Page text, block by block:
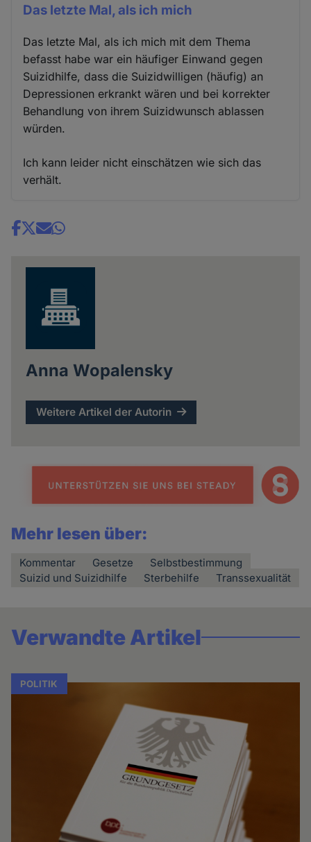
Das letzte Mal, als ich mich
Das letzte Mal, als ich mich mit dem Thema
befasst habe war ein häufiger Einwand gegen
Suizidhilfe, dass die Suizidwilligen (häufig) an
Depressionen erkrankt wären und bei korrekter
Behandlung von ihrem Suizidwunsch ablassen
würden.
Ich kann leider nicht einschätzen wie sich das
verhält.
Share
Anna Wopalensky
Weitere Artikel der Autorin
Mehr lesen über:
Kommentar Gesetze
Selbstbestimmung
Suizid und Suizidhilfe
Sterbehilfe Transsexualität
Verwandte Artikel
POLITIK